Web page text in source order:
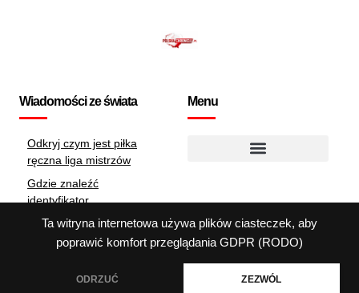
Ta witryna internetowa używa plików ciasteczek, aby
poprawić komfort przeglądania GDPR (RODO)
ODRZUĆ ZEZWÓL
Wiadomości ze świata
Odkryj czym jest piłka
ręczna liga mistrzów
Gdzie znaleźć
identyfikator
zobowiązania?
Jak illa szkuryn Zmienił
Menu